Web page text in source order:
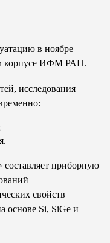
в ноябре
корпусе ИФМ РАН.
исследования
приборную
свойств
основе Si, SiGe и